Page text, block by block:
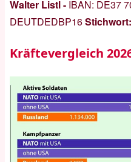
Walter Listl - IBAN: DE37
DEUTDEDBP16Stichwort:
Kräftevergleich